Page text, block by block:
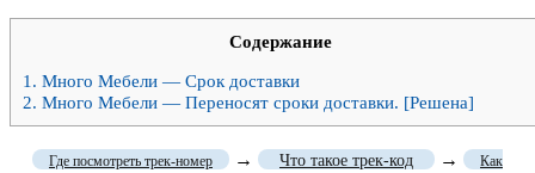
Содержание
1. Много Мебели — Срок доставки
2. Много Мебели — Переносят сроки доставки. [Решена]
Где посмотреть трек-номер → Что такое трек-код → Как